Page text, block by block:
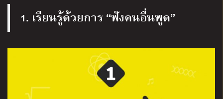
1. เรียนรู้ด้วยการ “ฟังคนอื่นพูด”